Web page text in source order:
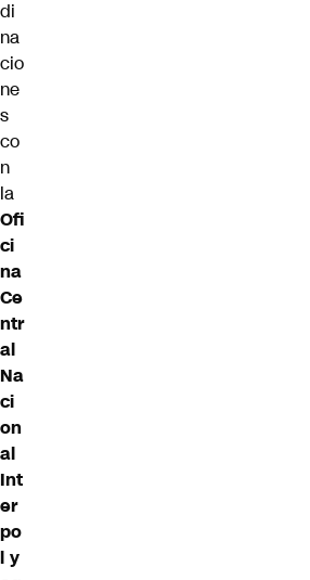
di
na
cio
ne
s
co
n
la
Ofi
ci
na
Ce
ntr
al
Na
ci
on
al
Int
er
po
l y